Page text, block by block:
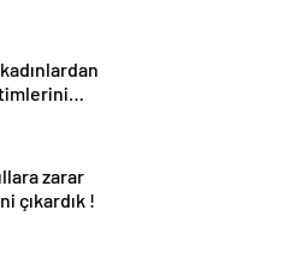
zarar
çıkardık !